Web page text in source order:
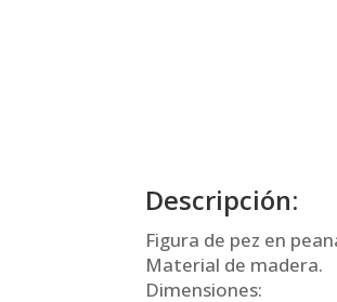
Descripción:
Figura de pez en
Material de madera.
Dimensiones: